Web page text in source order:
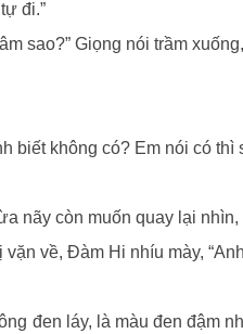
đi.”
sao?” Giọng nói trầm
biết không có? Em nói có thì
nãy còn muốn quay lại
về, Đàm Hi nhíu mày,
đen láy, là màu đen đậm